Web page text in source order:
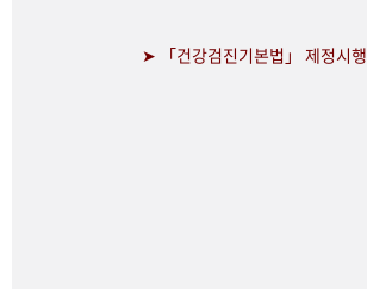
➤ 「건강검진기본법」 제정시행